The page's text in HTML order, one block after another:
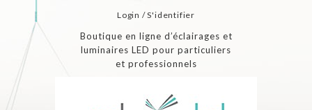
Login / S'identifier
Boutique en ligne d’éclairages et
luminaires LED pour particuliers
et professionnels